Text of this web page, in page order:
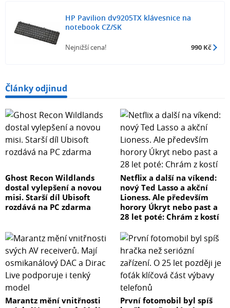
HP Pavilion dv9205TX klávesnice na
notebook CZ/SK
Nejnižší cena! 990 Kč
Články odjinud
Ghost Recon Wildlands
dostal vylepšení a novou
misi. Starší díl Ubisoft
rozdává na PC zdarma
Netflix a další na víkend:
nový Ted Lasso a akční
Lioness. Ale především
horory Úkryt nebo past a
28 let poté: Chrám z kostí
Marantz mění vnitřnosti
První fotomobil byl spíš